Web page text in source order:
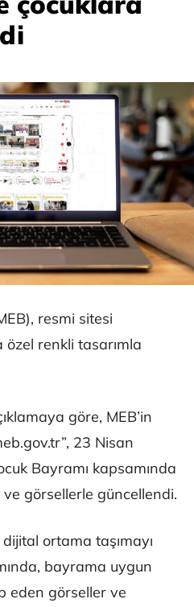
resmi sitesi
özel renkli tasarımla
göre, MEB’in
23 Nisan
Bayramı kapsamında
görsellerle güncellendi.
ortama taşımayı
bayrama uygun
eden görseller ve